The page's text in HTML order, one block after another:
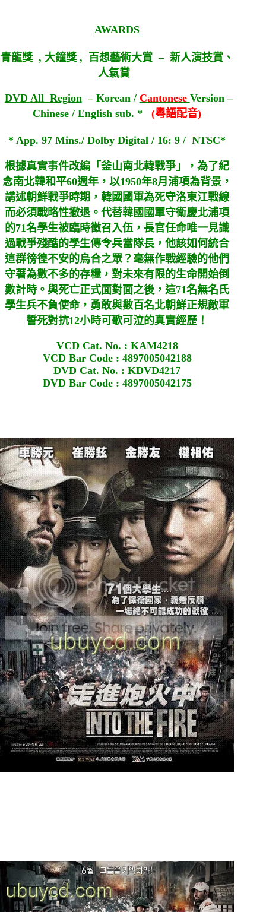
AWARDS
青龍獎 , 大鐘獎 ,
百想藝術大賞 – 新人演技賞、
人氣賞
DVD All Region– Korean / Cantonese Version –
Chinese / English sub. *(粵語配音)
* App. 97 Mins./ Dolby Digital / 16: 9 / NTSC*
根據真實事件改編「釜山南北韓戰爭」，為了紀
念南北韓和平60週年，以1950年8月浦項為背景，
講述朝鮮戰爭時期，韓國國軍為死守洛東江戰線
而必須戰略性撤退。代替韓國國軍守衛慶北浦項
的71名學生被臨時徵召入伍，長官任命唯一見識
過戰爭殘酷的學生傳令兵當隊長，他該如何統合
這群徬徨不安的烏合之眾？毫無作戰經驗的他們
守著為數不多的存糧，對未來有限的生命開始倒
數計時。與死亡正式面對面之後，這71名無名氏
學生兵不負使命，勇敢與數百名北朝鮮正規敵軍
誓死對抗12小時可歌可泣的真實經歷！
VCD Cat. No. : KAM4218
VCD Bar Code : 4897005042188
DVD Cat. No. : KDVD4217
DVD Bar Code : 4897005042175